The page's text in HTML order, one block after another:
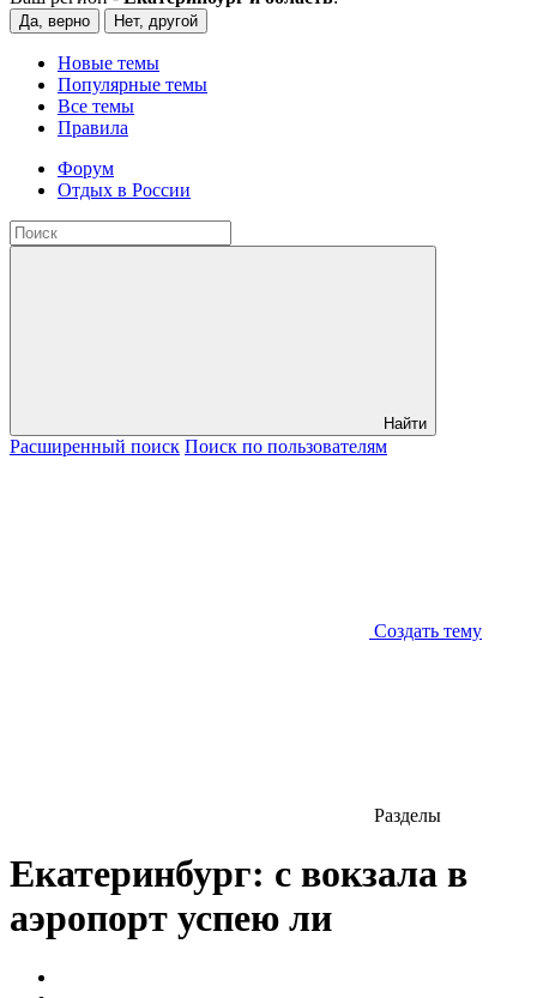
Да, верно Нет, другой
Новые темы
Популярные темы
Все темы
Правила
Форум
Отдых в России
Найти
Расширенный поиск Поиск по пользователям
Создать тему
Разделы
Екатеринбург: с вокзала в
аэропорт успею ли